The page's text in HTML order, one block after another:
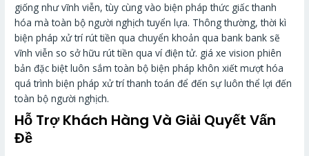
giống như vĩnh viễn, tùy cùng vào biện pháp thức giấc thanh
hóa mà toàn bộ người nghịch tuyển lựa. Thông thường, thời kì
biện pháp xử trí rút tiền qua chuyển khoản qua bank bank sẽ
vĩnh viễn so sở hữu rút tiền qua ví điện tử. giá xe vision phiên
bản đặc biệt luôn sắm toàn bộ biện pháp khôn xiết mượt hóa
quá trình biện pháp xử trí thanh toán để đến sự luôn thể lợi đến
toàn bộ người nghịch.
Hỗ Trợ Khách Hàng Và Giải Quyết Vấn
Đề